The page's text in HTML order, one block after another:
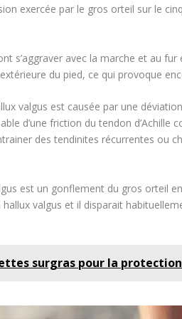
exercée par le gros orteil sur le
s’aggraver avec la marche et au
du pied, ce qui provoque
valgus est causée par une
d’une friction du tendon d’Achille
des tendinites récurrentes ou
est un gonflement du gros orteil
valgus et il disparait
surgras pour la